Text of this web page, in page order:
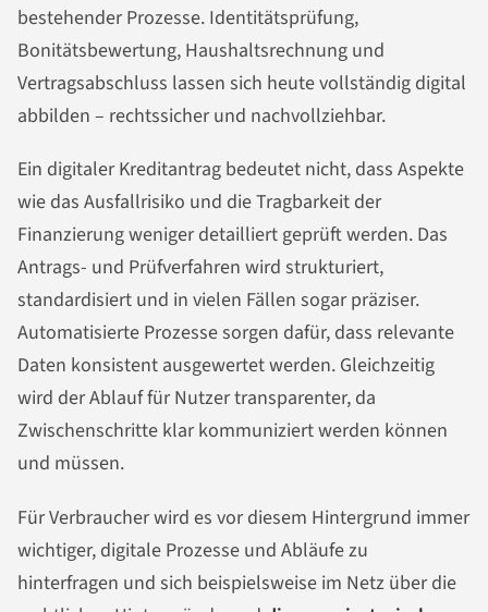
bestehender Prozesse. Identitätsprüfung,
Bonitätsbewertung, Haushaltsrechnung und
Vertragsabschluss lassen sich heute vollständig digital
abbilden – rechtssicher und nachvollziehbar.
Ein digitaler Kreditantrag bedeutet nicht, dass Aspekte
wie das Ausfallrisiko und die Tragbarkeit der
Finanzierung weniger detailliert geprüft werden. Das
Antrags- und Prüfverfahren wird strukturiert,
standardisiert und in vielen Fällen sogar präziser.
Automatisierte Prozesse sorgen dafür, dass relevante
Daten konsistent ausgewertet werden. Gleichzeitig
wird der Ablauf für Nutzer transparenter, da
Zwischenschritte klar kommuniziert werden können
und müssen.
Für Verbraucher wird es vor diesem Hintergrund immer
wichtiger, digitale Prozesse und Abläufe zu
hinterfragen und sich beispielsweise im Netz über die